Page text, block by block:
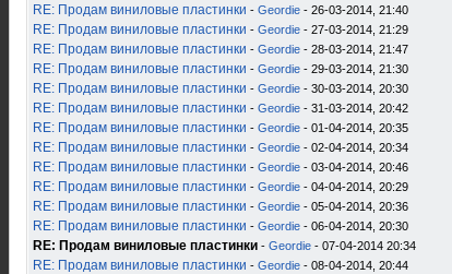
RE: Продам виниловые пластинки - Geordie - 26-03-2014, 21:40
RE: Продам виниловые пластинки - Geordie - 27-03-2014, 21:29
RE: Продам виниловые пластинки - Geordie - 28-03-2014, 21:47
RE: Продам виниловые пластинки - Geordie - 29-03-2014, 21:30
RE: Продам виниловые пластинки - Geordie - 30-03-2014, 20:30
RE: Продам виниловые пластинки - Geordie - 31-03-2014, 20:42
RE: Продам виниловые пластинки - Geordie - 01-04-2014, 20:35
RE: Продам виниловые пластинки - Geordie - 02-04-2014, 20:34
RE: Продам виниловые пластинки - Geordie - 03-04-2014, 20:46
RE: Продам виниловые пластинки - Geordie - 04-04-2014, 20:29
RE: Продам виниловые пластинки - Geordie - 05-04-2014, 20:36
RE: Продам виниловые пластинки - Geordie - 06-04-2014, 20:30
RE: Продам виниловые пластинки - Geordie - 07-04-2014 20:34
RE: Продам виниловые пластинки - Geordie - 08-04-2014, 20:44